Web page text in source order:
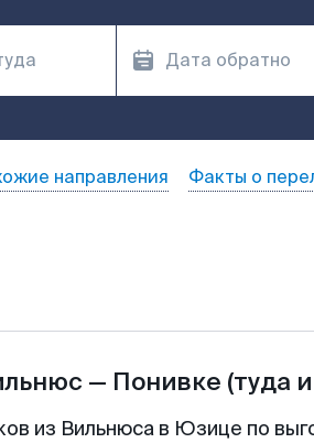
направления Факты о
— Понивке (туда
из Вильнюса в Юзице по